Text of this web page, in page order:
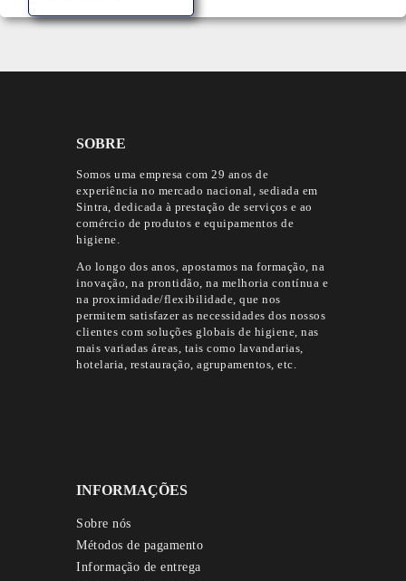
SOBRE
Somos uma empresa com 29 anos de
experiência no mercado nacional, sediada em
Sintra, dedicada à prestação de serviços e ao
comércio de produtos e equipamentos de
higiene.
Ao longo dos anos, apostamos na formação, na
inovação, na prontidão, na melhoria contínua e
na proximidade/flexibilidade, que nos
permitem satisfazer as necessidades dos nossos
clientes com soluções globais de higiene, nas
mais variadas áreas, tais como lavandarias,
hotelaria, restauração, agrupamentos, etc.
INFORMAÇÕES
Sobre nós
Métodos de pagamento
Informação de entrega